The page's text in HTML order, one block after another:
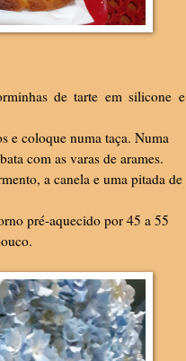
de tarte em silicone e
e coloque numa taça. Numa
com as varas de arames.
a canela e uma pitada de
pré-aquecido por 45 a 55